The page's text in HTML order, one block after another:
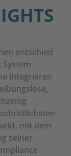
entschied
System
integrieren
mit dem
seiner